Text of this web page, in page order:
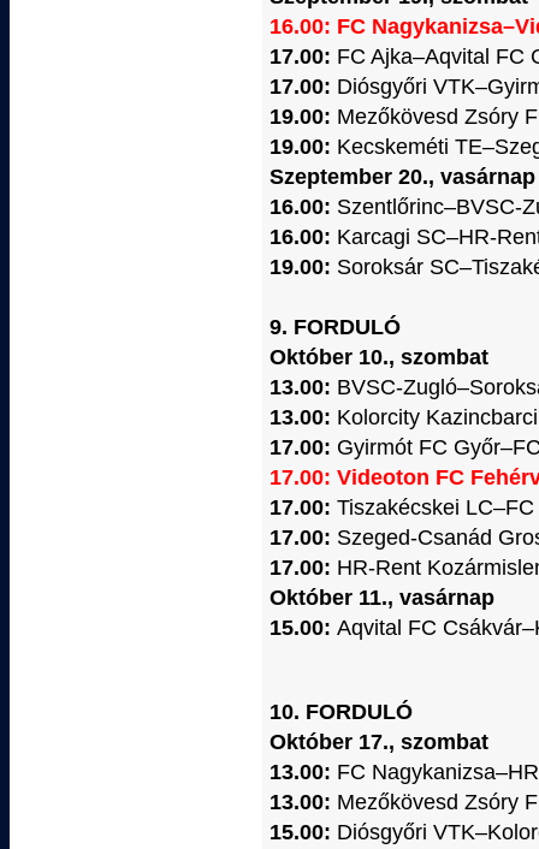
16.00: FC
17.00: FC Ajka–Aqvital FC
17.00: Diósgyőri
19.00: Mezőkövesd Zsóry
19.00: Kecskeméti
Szeptember 20., vasárnap
16.00: Szentlőrinc–BVSC-
16.00: Karcagi SC–HR-
19.00: Soroksár
9. FORDULÓ
Október 10., szombat
13.00: BVSC-
13.00: Kolorcity
17.00: Gyirmót FC
17.00: Videoton FC
17.00: Tiszakécskei LC–FC
17.00: Szeged-Csanád
17.00: HR-Rent
Október 11., vasárnap
15.00: Aqvital FC
10. FORDULÓ
Október 17., szombat
13.00: FC
13.00: Mezőkövesd Zsóry
15.00: Diósgyőri